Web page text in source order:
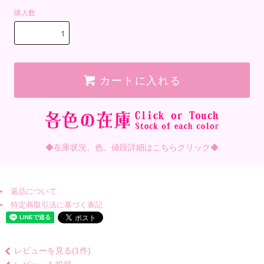
購入数
カートに入れる
◆在庫状況、色、値段詳細はこちらクリック◆
返品について
特定商取引法に基づく表記
レビューを見る(1件)